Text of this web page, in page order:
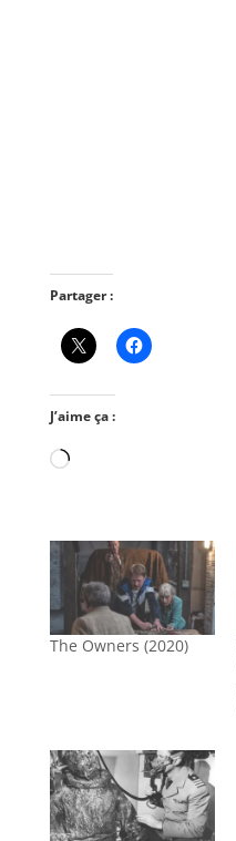
Partager :
J’aime ça :
Chargement…
The Owners (2020)